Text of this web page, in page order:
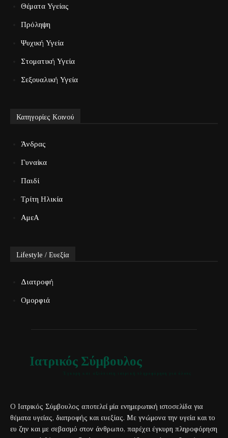
Θέματα Υγείας
Πρόληψη
Ψυχική Υγεία
Στοματική Υγεία
Σεξουαλική Υγεία
Κατηγορίες Κοινού
Άνδρας
Γυναίκα
Παιδί
Τρίτη Ηλικία
ΑμεΑ
Lifestyle / Ευεξία
Διατροφή
Ομορφιά
Ιατρικός Σύμβουλος
Ο Ιατρικός Σύμβουλος αποτελεί μία ενημερωτική ιστοσελίδα για
θέματα υγείας, διατροφής και ευεξίας. Με γνώμονα την υγεία και το
ευ ζην και με σεβασμό στον άνθρωπο, παρέχει έγκυρη πληροφόρηση